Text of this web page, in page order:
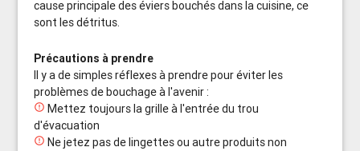
cause principale des éviers bouchés dans la cuisine, ce
sont les détritus.
Précautions à prendre
Il y a de simples réflexes à prendre pour éviter les
problèmes de bouchage à l'avenir :
 Mettez toujours la grille à l'entrée du trou
d'évacuation
 Ne jetez pas de lingettes ou autre produits non